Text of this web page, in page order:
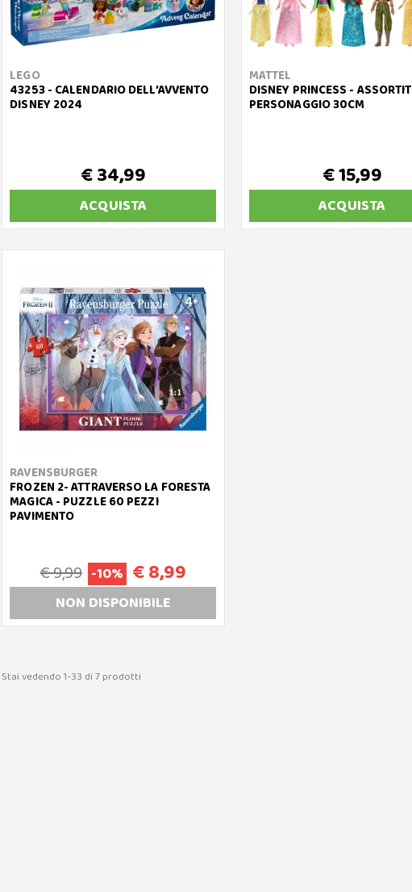
LEGO
43253 - CALENDARIO DELL’AVVENTO
DISNEY 2024
€ 34,99
ACQUISTA
MATTEL
DISNEY PRINCESS -
PERSONAGGIO 30CM
€ 15,99
ACQUISTA
RAVENSBURGER
FROZEN 2- ATTRAVERSO LA FORESTA
MAGICA - PUZZLE 60 PEZZI
PAVIMENTO
€ 9,99 -10% € 8,99
NON DISPONIBILE
Stai vedendo 1-33 di 7 prodotti